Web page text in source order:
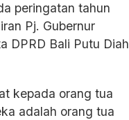
peringatan tahun
Pj. Gubernur
DPRD Bali Putu Diah
kepada orang tua
adalah orang tua